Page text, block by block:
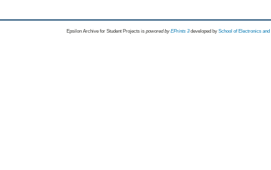
Epsilon Archive for Student Projects is powored byEPrints 3 developed by School of Electronics